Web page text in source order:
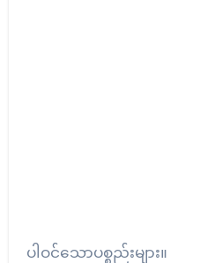
ပါဝင်သောပစ္စည်းများ။